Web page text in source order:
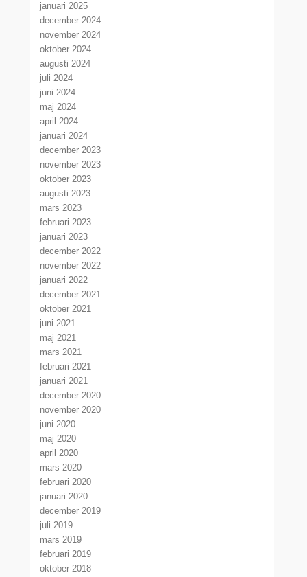
januari 2025
december 2024
november 2024
oktober 2024
augusti 2024
juli 2024
juni 2024
maj 2024
april 2024
januari 2024
december 2023
november 2023
oktober 2023
augusti 2023
mars 2023
februari 2023
januari 2023
december 2022
november 2022
januari 2022
december 2021
oktober 2021
juni 2021
maj 2021
mars 2021
februari 2021
januari 2021
december 2020
november 2020
juni 2020
maj 2020
april 2020
mars 2020
februari 2020
januari 2020
december 2019
juli 2019
mars 2019
februari 2019
oktober 2018